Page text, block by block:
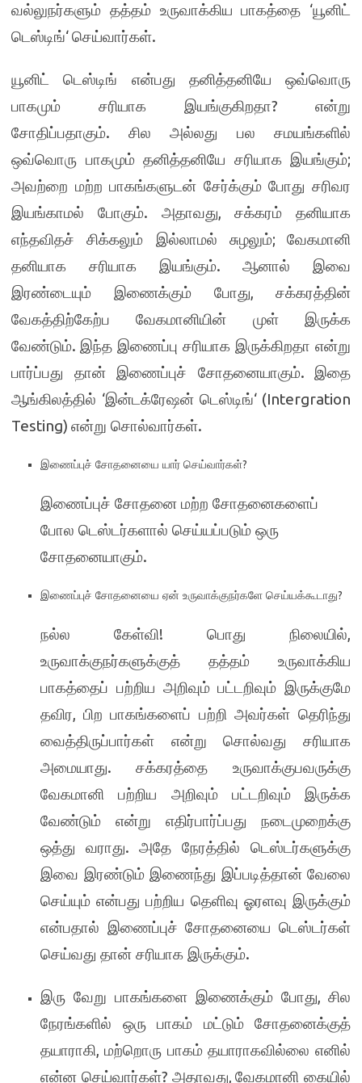
வல்லுநர்களும் தத்தம் உருவாக்கிய பாகத்தை ‘யூனிட்
டெஸ்டிங்‘செய்வார்கள்.
யூனிட் டெஸ்டிங் என்பது தனித்தனியே ஒவ்வொரு
பாகமும் சரியாக இயங்குகிறதா? என்று
சோதிப்பதாகும். சில அல்லது பல சமயங்களில்
ஒவ்வொரு பாகமும் தனித்தனியே சரியாக இயங்கும்;
அவற்றை மற்ற பாகங்களுடன் சேர்க்கும் போது சரிவர
இயங்காமல் போகும். அதாவது, சக்கரம் தனியாக
எந்தவிதச் சிக்கலும் இல்லாமல் சுழலும்; வேகமானி
தனியாக சரியாக இயங்கும். ஆனால் இவை
இரண்டையும் இணைக்கும் போது, சக்கரத்தின்
வேகத்திற்கேற்ப வேகமானியின் முள் இருக்க
வேண்டும். இந்த இணைப்பு சரியாக இருக்கிறதா என்று
பார்ப்பது தான் இணைப்புச் சோதனையாகும். இதை
ஆங்கிலத்தில் ‘இன்டக்ரேஷன் டெஸ்டிங்‘ (Intergration
Testing) என்று சொல்வார்கள்.
இணைப்புச் சோதனையை யார் செய்வார்கள்?
இணைப்புச் சோதனை மற்ற சோதனைகளைப்
போல டெஸ்டர்களால் செய்யப்படும் ஒரு
சோதனையாகும்.
இணைப்புச் சோதனையை ஏன் உருவாக்குநர்களே செய்யக்கூடாது?
நல்ல கேள்வி! பொது நிலையில்,
உருவாக்குநர்களுக்குத் தத்தம் உருவாக்கிய
பாகத்தைப் பற்றிய அறிவும் பட்டறிவும் இருக்குமே
தவிர, பிற பாகங்களைப் பற்றி அவர்கள் தெரிந்து
வைத்திருப்பார்கள் என்று சொல்வது சரியாக
அமையாது. சக்கரத்தை உருவாக்குபவருக்கு
வேகமானி பற்றிய அறிவும் பட்டறிவும் இருக்க
வேண்டும் என்று எதிர்பார்ப்பது நடைமுறைக்கு
ஒத்து வராது. அதே நேரத்தில் டெஸ்டர்களுக்கு
இவை இரண்டும் இணைந்து இப்படித்தான் வேலை
செய்யும் என்பது பற்றிய தெளிவு ஓரளவு இருக்கும்
என்பதால் இணைப்புச் சோதனையை டெஸ்டர்கள்
செய்வது தான் சரியாக இருக்கும்.
இரு வேறு பாகங்களை இணைக்கும் போது, சில
நேரங்களில் ஒரு பாகம் மட்டும் சோதனைக்குத்
தயாராகி, மற்றொரு பாகம் தயாராகவில்லை எனில்
என்ன செய்வார்கள்? அதாவது,வேகமானி கையில்